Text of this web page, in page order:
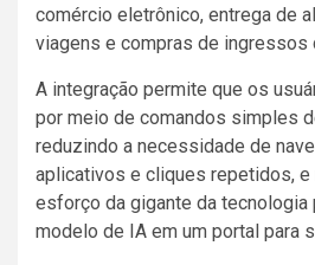
comércio eletrônico, entrega de
viagens e compras de ingressos
A integração permite que os
por meio de comandos simples
reduzindo a necessidade de
aplicativos e cliques repetidos, e
esforço da gigante da tecnologia
modelo de IA em um portal para